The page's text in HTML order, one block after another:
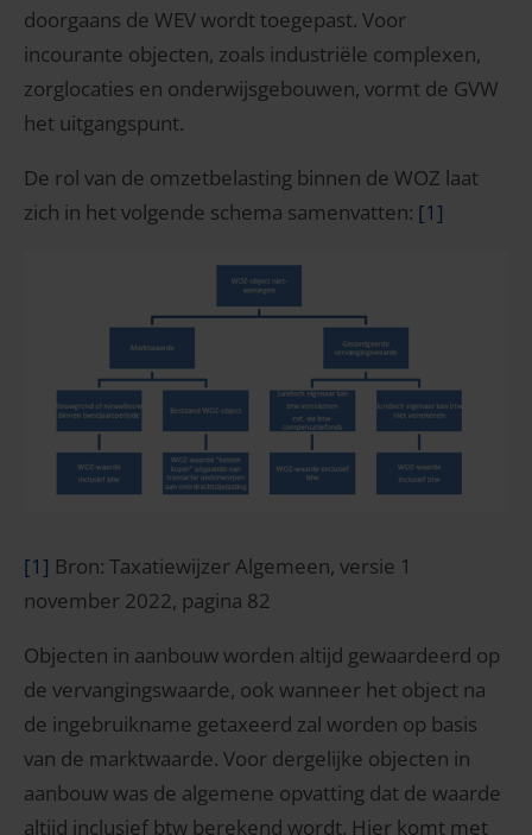
doorgaans de WEV wordt toegepast. Voor
incourante objecten, zoals industriële complexen,
zorglocaties en onderwijsgebouwen, vormt de GVW
het uitgangspunt.
De rol van de omzetbelasting binnen de WOZ laat
zich in het volgende schema samenvatten: [1]
[1] Bron: Taxatiewijzer Algemeen, versie 1
november 2022, pagina 82
Objecten in aanbouw worden altijd gewaardeerd op
de vervangingswaarde, ook wanneer het object na
de ingebruikname getaxeerd zal worden op basis
van de marktwaarde. Voor dergelijke objecten in
aanbouw was de algemene opvatting dat de waarde
altijd inclusief btw berekend wordt. Hier komt met